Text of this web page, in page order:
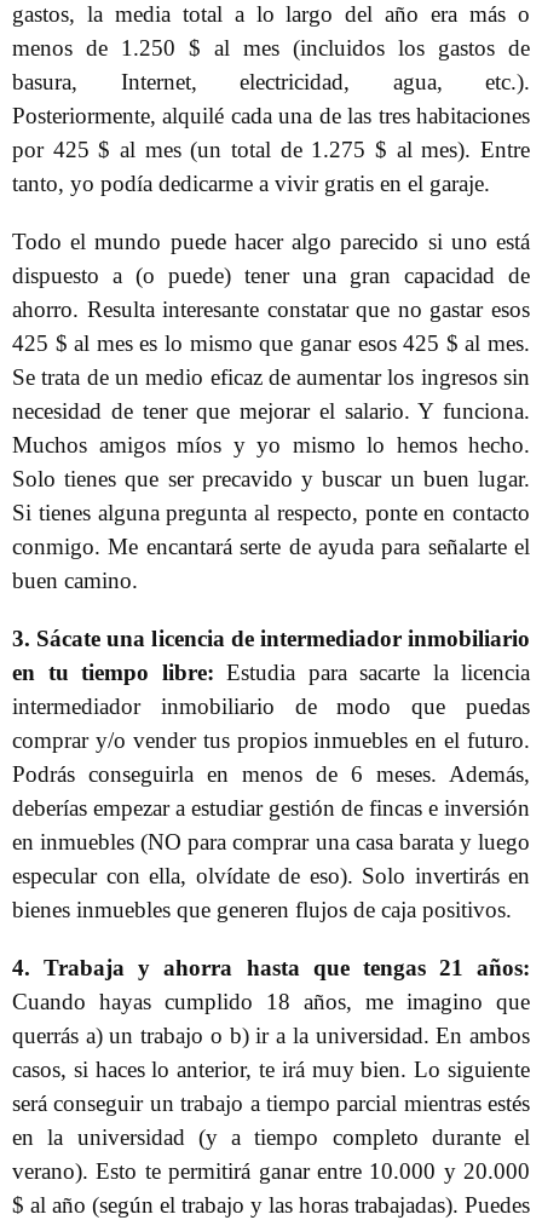
gastos, la media total a lo largo del año era más o
menos de 1.250 $ al mes (incluidos los gastos de
basura, Internet, electricidad, agua, etc.).
Posteriormente, alquilé cada una de las tres habitaciones
por 425 $ al mes (un total de 1.275 $ al mes). Entre
tanto, yo podía dedicarme a vivir gratis en el garaje.
Todo el mundo puede hacer algo parecido si uno está
dispuesto a (o puede) tener una gran capacidad de
ahorro. Resulta interesante constatar que no gastar esos
425 $ al mes es lo mismo que ganar esos 425 $ al mes.
Se trata de un medio eficaz de aumentar los ingresos sin
necesidad de tener que mejorar el salario. Y funciona.
Muchos amigos míos y yo mismo lo hemos hecho.
Solo tienes que ser precavido y buscar un buen lugar.
Si tienes alguna pregunta al respecto, ponte en contacto
conmigo. Me encantará serte de ayuda para señalarte el
buen camino.
3. Sácate una licencia de intermediador inmobiliario
en tu tiempo libre: Estudia para sacarte la licencia
intermediador inmobiliario de modo que puedas
comprar y/o vender tus propios inmuebles en el futuro.
Podrás conseguirla en menos de 6 meses. Además,
deberías empezar a estudiar gestión de fincas e inversión
en inmuebles (NO para comprar una casa barata y luego
especular con ella, olvídate de eso). Solo invertirás en
bienes inmuebles que generen flujos de caja positivos.
4. Trabaja y ahorra hasta que tengas 21 años:
Cuando hayas cumplido 18 años, me imagino que
querrás a) un trabajo o b) ir a la universidad. En ambos
casos, si haces lo anterior, te irá muy bien. Lo siguiente
será conseguir un trabajo a tiempo parcial mientras estés
en la universidad (y a tiempo completo durante el
verano). Esto te permitirá ganar entre 10.000 y 20.000
$ al año (según el trabajo y las horas trabajadas). Puedes